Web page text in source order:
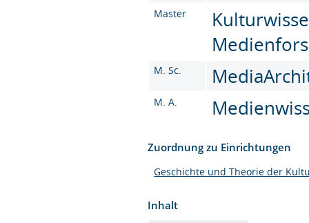
Master
M. Sc.
M. A.
Zuordnung zu Einrichtungen
Geschichte und Theorie der
Inhalt